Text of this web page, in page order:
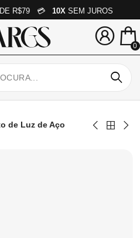
DE R$79 💳 10X SEM JUROS
0
de Luz de Aço